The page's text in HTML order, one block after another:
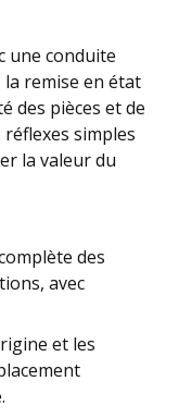
une conduite
remise en état
des pièces et de
simples
la valeur du
des
avec
et les